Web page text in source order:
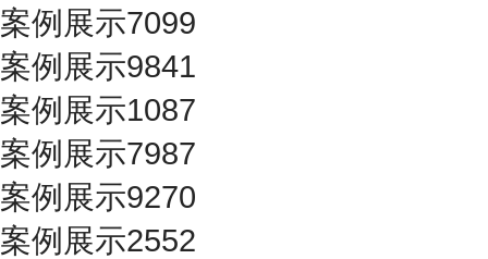
案例展示7099
案例展示9841
案例展示1087
案例展示7987
案例展示9270
案例展示2552